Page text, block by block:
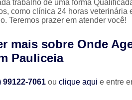
trabalho de uma forma
como clínica 24 horas
Teremos prazer em atender você!
mais sobre Onde
Pauliceia
99122-7061ouclique aqui e entre